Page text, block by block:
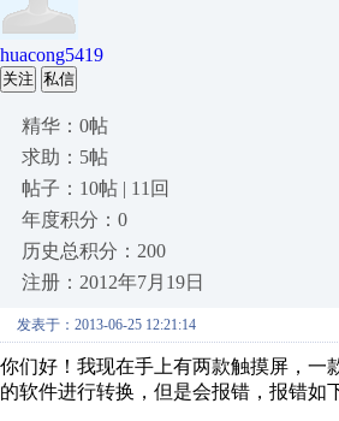
huacong5419
关注 私信
精华：0帖
求助：5帖
帖子：10帖 | 11回
年度积分：0
历史总积分：200
注册：2012年7月19日
发表于：2013-06-25 12:21:14
你们好！我现在手上有两款触摸屏，一
的软件进行转换，但是会报错，报错如